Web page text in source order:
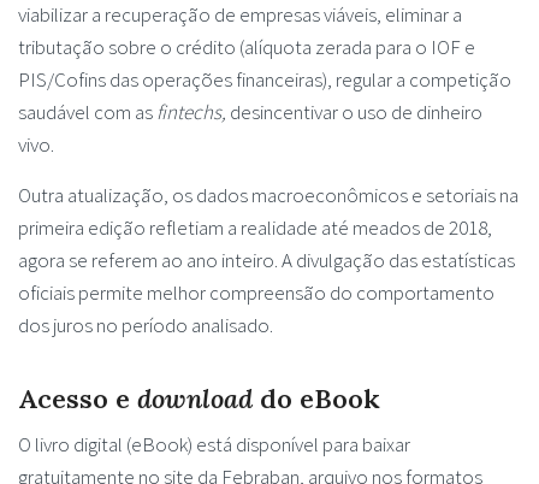
viabilizar a recuperação de empresas viáveis, eliminar a
tributação sobre o crédito (alíquota zerada para o IOF e
PIS/Cofins das operações financeiras), regular a competição
saudável com asfintechs, desincentivar o uso de dinheiro
vivo.
Outra atualização, os dados macroeconômicos e setoriais na
primeira edição refletiam a realidade até meados de 2018,
agora se referem ao ano inteiro. A divulgação das estatísticas
oficiais permite melhor compreensão do comportamento
dos juros no período analisado.
Acesso e download do eBook
O livro digital (eBook) está disponível para baixar
gratuitamente no site da Febraban, arquivo nos formatos